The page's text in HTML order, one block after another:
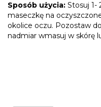
Sposób użycia: Stosuj 1-
maseczkę na
okolice oczu. Pozostaw
nadmiar wmasuj w skórę